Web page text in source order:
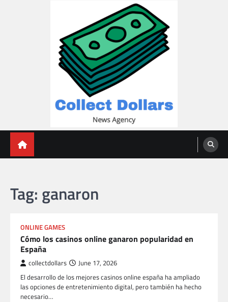
Tag: ganaron
ONLINE GAMES
Cómo los casinos online ganaron popularidad en
España
collectdollars June 17, 2026
El desarrollo de los mejores casinos online españa ha ampliado
las opciones de entretenimiento digital, pero también ha hecho
necesario…